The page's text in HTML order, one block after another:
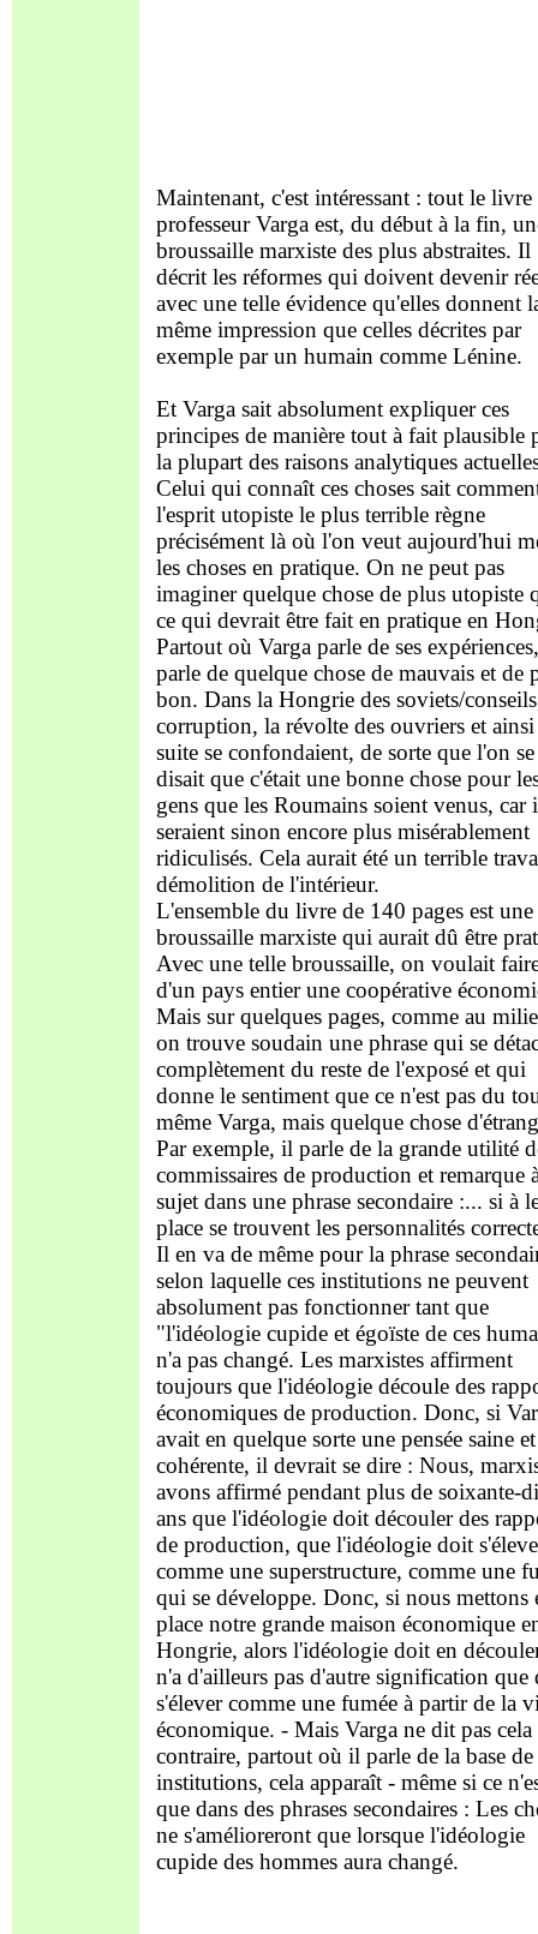
Maintenant, c'est intéressant : tout le
professeur Varga est, du début à la fin,
broussaille marxiste des plus abstraites. Il
décrit les réformes qui doivent devenir
avec une telle évidence qu'elles donnent
même impression que celles décrites par
exemple par un humain comme Lénine.
Et Varga sait absolument expliquer ces
principes de manière tout à fait plausible
la plupart des raisons analytiques
Celui qui connaît ces choses sait
l'esprit utopiste le plus terrible règne
précisément là où l'on veut aujourd'hui
les choses en pratique. On ne peut pas
imaginer quelque chose de plus utopiste
ce qui devrait être fait en pratique en
Partout où Varga parle de ses
parle de quelque chose de mauvais et de
bon. Dans la Hongrie des soviets/
corruption, la révolte des ouvriers et ainsi
suite se confondaient, de sorte que l'on se
disait que c'était une bonne chose pour
gens que les Roumains soient venus, car
seraient sinon encore plus misérablement
ridiculisés. Cela aurait été un terrible
démolition de l'intérieur.
L'ensemble du livre de 140 pages est une
broussaille marxiste qui aurait dû être
Avec une telle broussaille, on voulait
d'un pays entier une coopérative
Mais sur quelques pages, comme au
on trouve soudain une phrase qui se
complètement du reste de l'exposé et qui
donne le sentiment que ce n'est pas du
même Varga, mais quelque chose
Par exemple, il parle de la grande utilité
commissaires de production et remarque
sujet dans une phrase secondaire :... si à
place se trouvent les personnalités
Il en va de même pour la phrase
selon laquelle ces institutions ne peuvent
absolument pas fonctionner tant que
"l'idéologie cupide et égoïste de ces
n'a pas changé. Les marxistes affirment
toujours que l'idéologie découle des
économiques de production. Donc, si
avait en quelque sorte une pensée saine et
cohérente, il devrait se dire : Nous,
avons affirmé pendant plus de soixante-
ans que l'idéologie doit découler des
de production, que l'idéologie doit
comme une superstructure, comme une
qui se développe. Donc, si nous mettons
place notre grande maison économique
Hongrie, alors l'idéologie doit en
n'a d'ailleurs pas d'autre signification que
s'élever comme une fumée à partir de la
économique. - Mais Varga ne dit pas cela
contraire, partout où il parle de la base de
institutions, cela apparaît - même si ce
que dans des phrases secondaires : Les
ne s'amélioreront que lorsque l'idéologie
cupide des hommes aura changé.